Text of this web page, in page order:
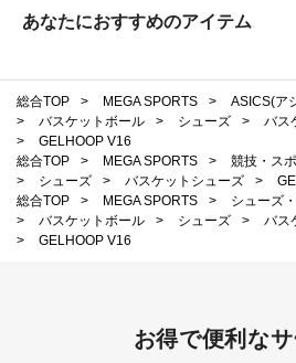
あなたにおすすめのアイテム
総合TOP > MEGA SPORTS >
ASICS(ア
>
バスケットボール > シューズ >
バス
>
GELHOOP V16
総合TOP
> MEGA SPORTS > 競技・ス
>
シューズ > バスケットシューズ >
総合TOP
> MEGA SPORTS >
シューズ
>
バスケットボール > シューズ >
バス
>
GELHOOP V16
お得で便利な